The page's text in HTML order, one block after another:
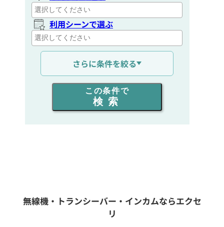
利用シーンで選ぶ
通信距離を選ぶ
出力を選ぶ
同時通話人数を選ぶ
フリーワード入力(製品名等)
さらに条件を絞る
この条件で
検索
無線機・トランシーバー・インカムならエクセ
リ